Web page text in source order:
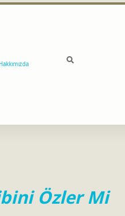
Hakkımızda
Özler Mi